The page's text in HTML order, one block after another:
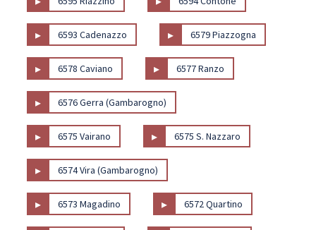
▸ 6593 Cadenazzo ▸ 6579 Piazzogna
▸ 6578 Caviano ▸ 6577 Ranzo
▸ 6576 Gerra (Gambarogno)
▸ 6575 Vairano ▸ 6575 S. Nazzaro
▸ 6574 Vira (Gambarogno)
▸ 6573 Magadino ▸ 6572 Quartino